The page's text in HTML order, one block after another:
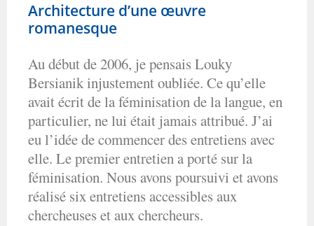
Architecture d’une œuvre
romanesque
Au début de 2006, je pensais Louky
Bersianik injustement oubliée. Ce qu’elle
avait écrit de la féminisation de la langue, en
particulier, ne lui était jamais attribué. J’ai
eu l’idée de commencer des entretiens avec
elle. Le premier entretien a porté sur la
féminisation. Nous avons poursuivi et avons
réalisé six entretiens accessibles aux
chercheuses et aux chercheurs.